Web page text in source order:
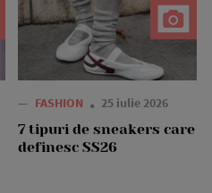
— FASHION 25 iulie 2026
7 tipuri de sneakers care
definesc SS26